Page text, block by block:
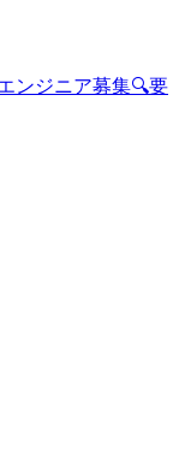
ンジニア募集🔍要